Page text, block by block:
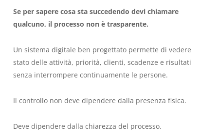
Se per sapere cosa sta succedendo devi chiamare
qualcuno, il processo non è trasparente.
Un sistema digitale ben progettato permette di vedere
stato delle attività, priorità, clienti, scadenze e risultati
senza interrompere continuamente le persone.
Il controllo non deve dipendere dalla presenza fisica.
Deve dipendere dalla chiarezza del processo.